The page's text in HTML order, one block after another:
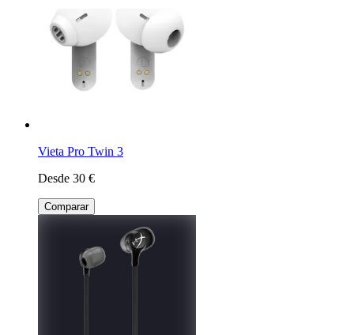
Vieta Pro Twin 3
Desde 30 €
Comparar